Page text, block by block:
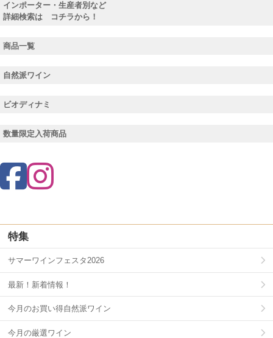
インポーター・生産者別など
詳細検索は コチラから！
商品一覧
自然派ワイン
ビオディナミ
数量限定入荷商品
特集
サマーワインフェスタ2026
最新！新着情報！
今月のお買い得自然派ワイン
今月の厳選ワイン